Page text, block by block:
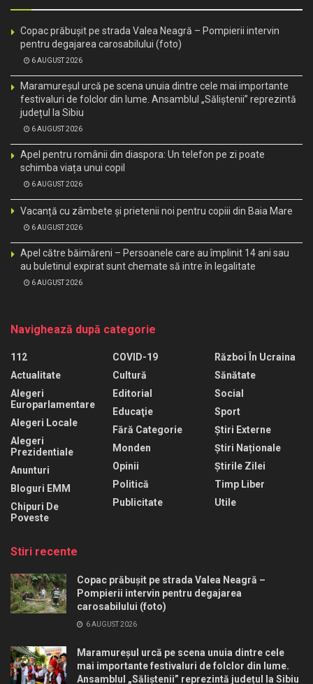
Copac prăbușit pe strada Valea Neagră – Pompierii intervin
pentru degajarea carosabilului (foto)
6 AUGUST 2026
Maramureșul urcă pe scena unuia dintre cele mai importante
festivaluri de folclor din lume. Ansamblul „Săliștenii” reprezintă
județul la Sibiu
6 AUGUST 2026
Apel pentru românii din diaspora: Un telefon pe zi poate
schimba viața unui copil
6 AUGUST 2026
Vacanță cu zâmbete și prietenii noi pentru copiii din Baia Mare
6 AUGUST 2026
Apel către băimăreni – Persoanele care au împlinit 14 ani sau
au buletinul expirat sunt chemate să intre în legalitate
6 AUGUST 2026
Navighează după categorie
112
Actualitate
Alegeri
Europarlamentare
Alegeri Locale
Alegeri
Prezidentiale
Anunturi
Bloguri EMM
Chipuri De
Poveste
COVID-19
Cultură
Editorial
Educaţie
Fără Categorie
Monden
Opinii
Politică
Publicitate
Război În Ucraina
Sănătate
Social
Sport
Știri Externe
Știri Naționale
Știrile Zilei
Timp Liber
Utile
Stiri recente
Copac prăbușit pe strada Valea Neagră –
Pompierii intervin pentru degajarea
carosabilului (foto)
6 AUGUST 2026
Maramureșul urcă pe scena unuia dintre cele
mai importante festivaluri de folclor din lume.
Ansamblul „Săliștenii” reprezintă județul la Sibiu